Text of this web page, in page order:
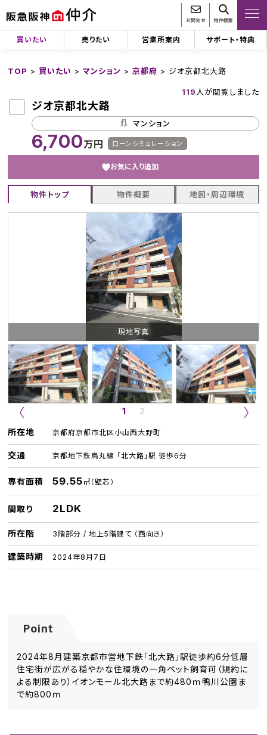
お問合せ 物件検索
買いたい 売りたい 営業所案内 サポート・特典
TOP > 買いたい >マンション >京都府 > ジオ京都北大路
119 人が閲覧しました
ジオ京都北大路
マンション
6,700万円 ローンシミュレーション
お気に入り追加
物件トップ 物件概要 地図・周辺環境
現地写真
1 2
所在地 京都府京都市北区小山西大野町
交通 京都地下鉄烏丸線 「北大路」駅 徒歩6分
専有面積 59.55㎡（壁芯）
間取り 2LDK
所在階 3階部分 / 地上5階建て （西向き）
建築時期 2024年8月7日
Point
2024年8月建築京都市営地下鉄「北大路」駅徒歩約6分低層
住宅街が広がる穏やかな住環境の一角ペット飼育可（規約に
よる制限あり）イオンモール北大路まで約480ｍ鴨川公園ま
で約800ｍ